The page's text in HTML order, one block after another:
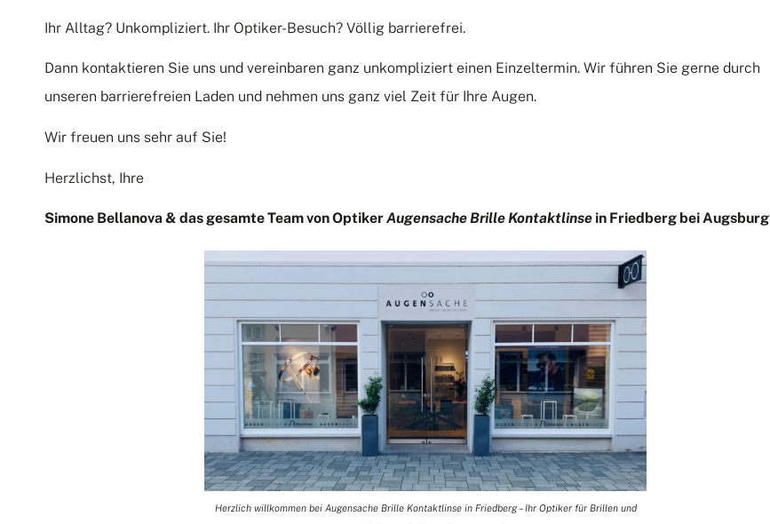
Ihr Alltag? Unkompliziert. Ihr Optiker-Besuch? Völlig barrierefrei.
Dann kontaktieren Sie uns und vereinbaren ganz unkompliziert einen Einzeltermin. Wir führen Sie gerne durch
unseren barrierefreien Laden und nehmen uns ganz viel Zeit für Ihre Augen.
Wir freuen uns sehr auf Sie!
Herzlichst, Ihre
Simone Bellanova & das gesamte Team von OptikerAugensache Brille Kontaktlinse in Friedberg bei Augsburg
Herzlich willkommen bei Augensache Brille Kontaktlinse in Friedberg – Ihr Optiker für Brillen und